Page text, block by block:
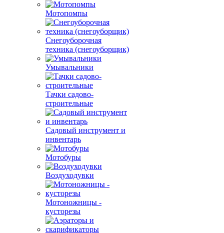
Мотопомпы
Снегоуборочная
техника (снегоуборщик)
Умывальники
Тачки садово-
строительные
Садовый инструмент и
инвентарь
Мотобуры
Воздуходувки
Мотоножницы -
кусторезы